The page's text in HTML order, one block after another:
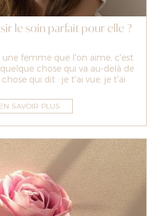
le soin parfait pour elle ?
une femme que l'on aime, c'est
chose qui va au-delà de
qui dit : je t'ai vue, je t'ai
EN SAVOIR PLUS